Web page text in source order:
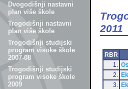
Dvogodišnji nastavni
plan više škole
Trogodišnji nastavni
plan više škole
Trogodišnji studijski
program visoke škole
2007-08
Trogodišnji studijski
program visoke škole
2009
2011
RBR
1.
2.
3.